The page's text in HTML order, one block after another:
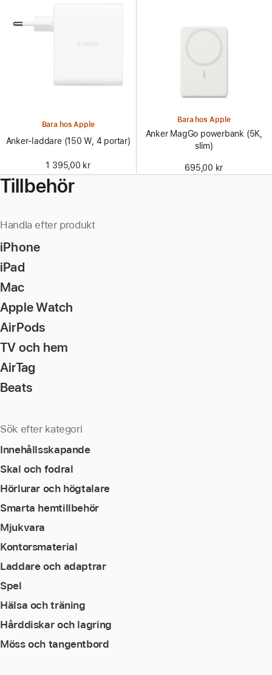
Bara hos Apple
Anker-laddare (150 W, 4 portar)
1 395,00 kr
Bara hos Apple
Anker MagGo powerbank (5K,
slim)
695,00 kr
Tillbehör
Handla efter produkt
iPhone
iPad
Mac
Apple Watch
AirPods
TV och hem
AirTag
Beats
Sök efter kategori
Innehållsskapande
Skal och fodral
Hörlurar och högtalare
Smarta hemtillbehör
Mjukvara
Kontorsmaterial
Laddare och adaptrar
Spel
Hälsa och träning
Hårddiskar och lagring
Möss och tangentbord